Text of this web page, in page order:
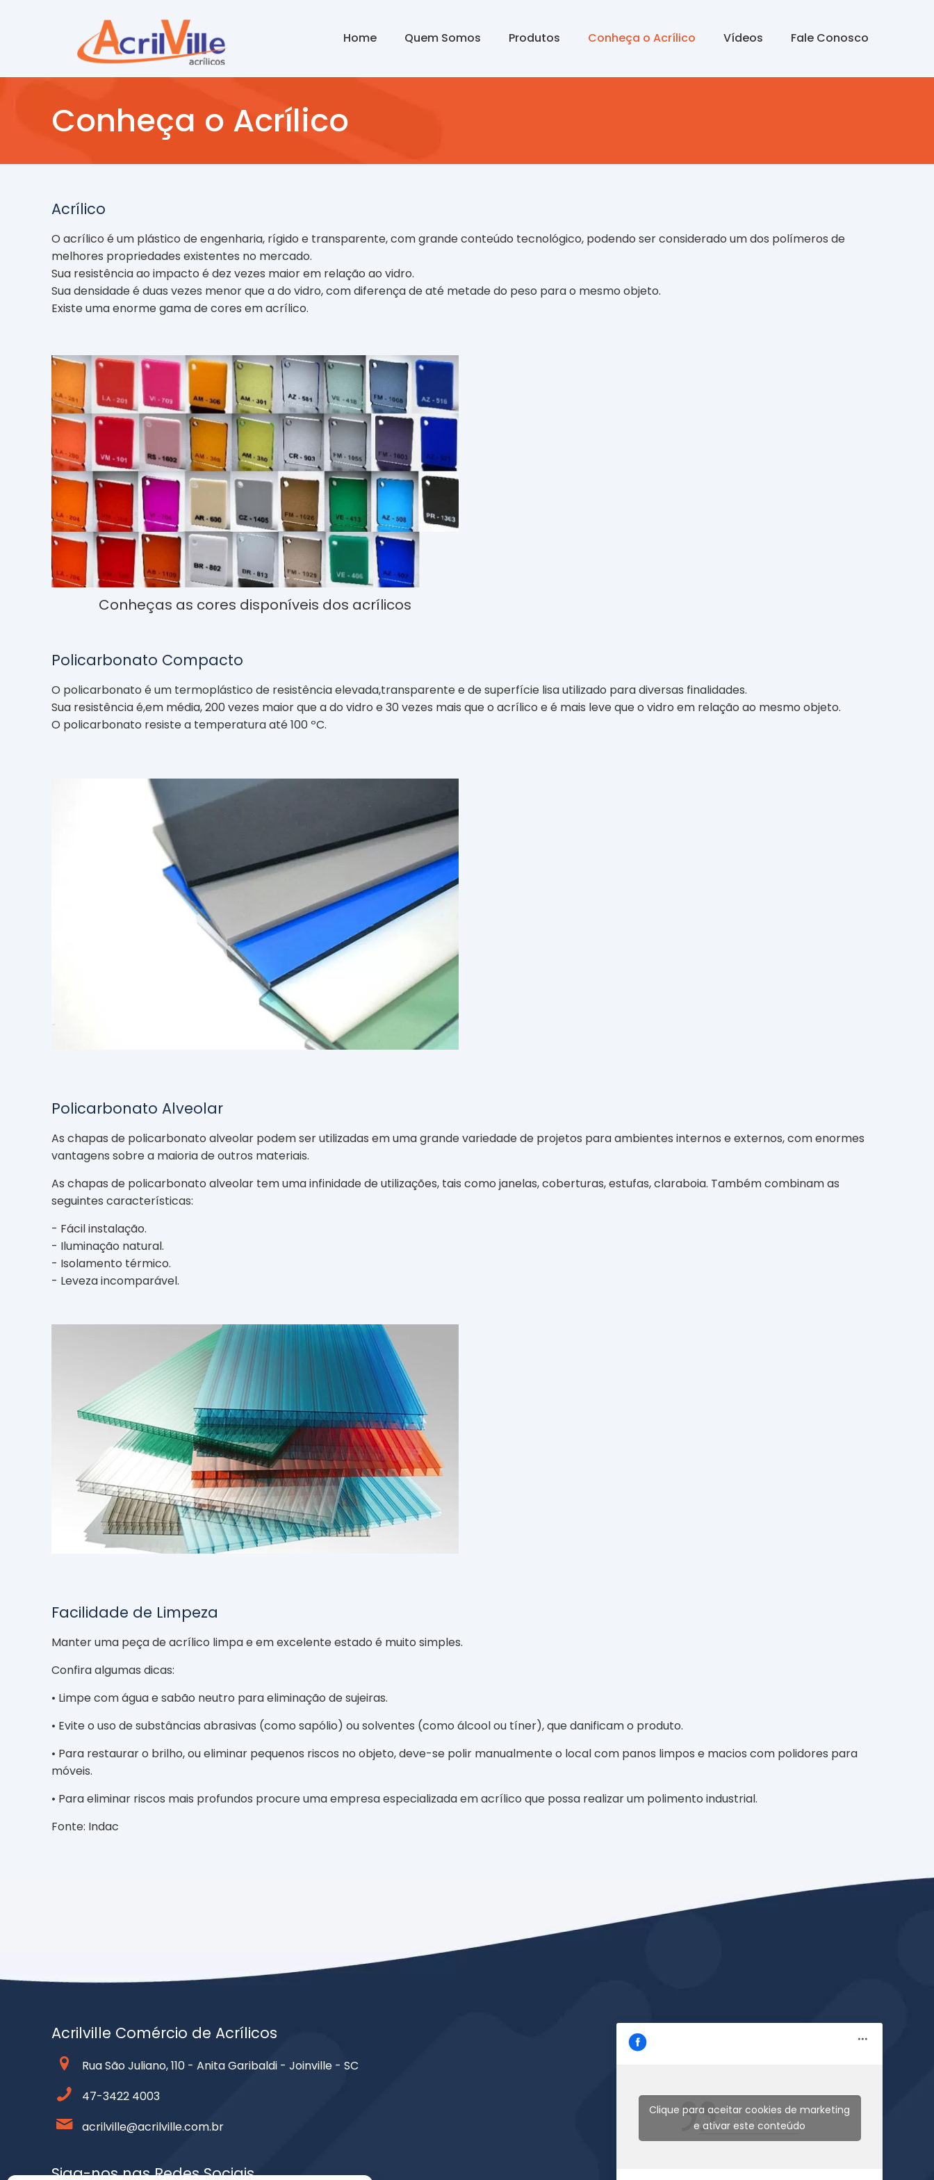
Home Quem Somos Produtos Conheça o Acrílico Vídeos Fale Conosco
Conheça o Acrílico
Acrílico
O acrílico é um plástico de engenharia, rígido e transparente, com grande conteúdo tecnológico, podendo ser considerado um dos polímeros de
melhores propriedades existentes no mercado.
Sua resistência ao impacto é dez vezes maior em relação ao vidro.
Sua densidade é duas vezes menor que a do vidro, com diferença de até metade do peso para o mesmo objeto.
Existe uma enorme gama de cores em acrílico.
Conheças as cores disponíveis dos acrílicos
Policarbonato Compacto
O policarbonato é um termoplástico de resistência elevada,transparente e de superfície lisa utilizado para diversas finalidades.
Sua resistência é,em média, 200 vezes maior que a do vidro e 30 vezes mais que o acrílico e é mais leve que o vidro em relação ao mesmo objeto.
O policarbonato resiste a temperatura até 100 ºC.
Policarbonato Alveolar
As chapas de policarbonato alveolar podem ser utilizadas em uma grande variedade de projetos para ambientes internos e externos, com enormes
vantagens sobre a maioria de outros materiais.
As chapas de policarbonato alveolar tem uma infinidade de utilizações, tais como janelas, coberturas, estufas, claraboia. Também combinam as
seguintes características:
- Fácil instalação.
- Iluminação natural.
- Isolamento térmico.
- Leveza incomparável.
Facilidade de Limpeza
Manter uma peça de acrílico limpa e em excelente estado é muito simples.
Confira algumas dicas:
• Limpe com água e sabão neutro para eliminação de sujeiras.
• Evite o uso de substâncias abrasivas (como sapólio) ou solventes (como álcool ou tíner), que danificam o produto.
• Para restaurar o brilho, ou eliminar pequenos riscos no objeto, deve-se polir manualmente o local com panos limpos e macios com polidores para
móveis.
• Para eliminar riscos mais profundos procure uma empresa especializada em acrílico que possa realizar um polimento industrial.
Fonte: Indac
Acrilville Comércio de Acrílicos
Rua São Juliano, 110 - Anita Garibaldi - Joinville - SC
47-3422 4003
acrilville@acrilville.com.br
Siga-nos nas Redes Sociais
Acrilville Acrilicos
Clique para aceitar cookies de marketing
e ativar este conteúdo